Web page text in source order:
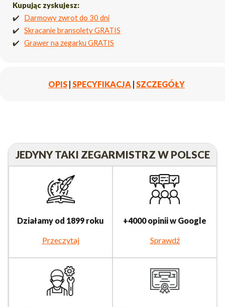
Kupując zyskujesz:
✔️ Darmowy zwrot do 30 dni
✔️ Skracanie bransolety GRATIS
✔️ Grawer na zegarku GRATIS
OPIS SPECYFIKACJA SZCZEGÓŁY
JEDYNY TAKI ZEGARMISTRZ W POLSCE
Działamy od 1899 roku
Przeczytaj
+4000 opinii w Google
Sprawdź